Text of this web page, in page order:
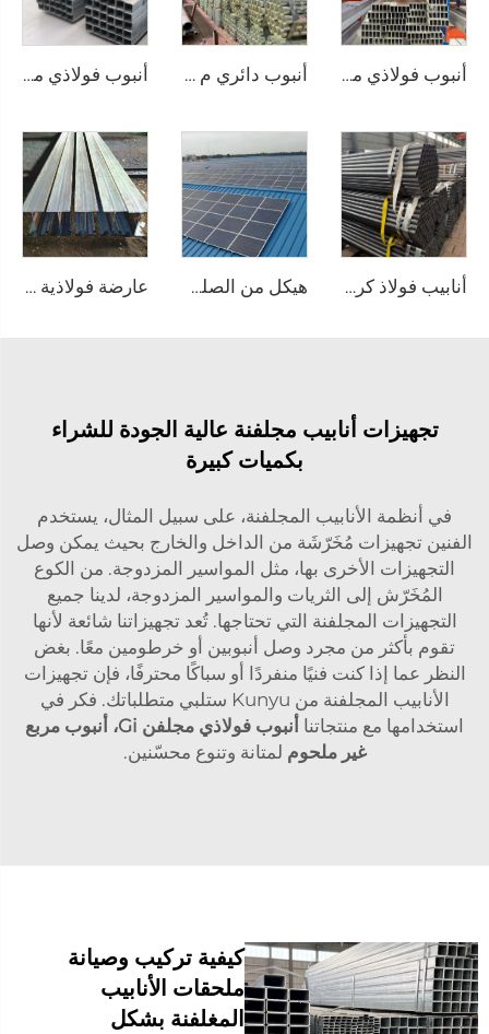
أنبوب فولاذي من الألومنيوم، أنابيب مربعة غير ملحومة أنبوب دائري م Seamless مغلفن أنبوب فولاذي مقاوم للصدأ غير ملحوم على شكل أنابيب مربعة
أنابيب فولاذ كربوني مزودة من المصنع بأنابيب مستديرة ملحومة هيكل من الصلب الكربوني عارضة فولاذية مغلفنة من الصلب A36
تجهيزات أنابيب مجلفنة عالية الجودة للشراء
بكميات كبيرة
في أنظمة الأنابيب المجلفنة، على سبيل المثال، يستخدم
الفنين تجهيزات مُخَرّشَة من الداخل والخارج بحيث يمكن وصل
التجهيزات الأخرى بها، مثل المواسير المزدوجة. من الكوع
المُخَرّش إلى الثريات والمواسير المزدوجة، لدينا جميع
التجهيزات المجلفنة التي تحتاجها. تُعد تجهيزاتنا شائعة لأنها
تقوم بأكثر من مجرد وصل أنبوبين أو خرطومين معًا. بغض
النظر عما إذا كنت فنيًا منفردًا أو سباكًا محترفًا، فإن تجهيزات
الأنابيب المجلفنة من Kunyu ستلبي متطلباتك. فكر في
استخدامها مع منتجاتنا
أنبوب فولاذي مجلفن Gi، أنبوب مربع
غير ملحوم لمتانة وتنوع محسّنين.
كيفية تركيب وصيانة
ملحقات الأنابيب
المغلفنة بشكل